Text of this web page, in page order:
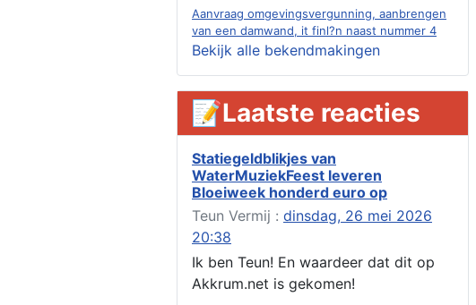
Aanvraag omgevingsvergunning, aanbrengen
van een damwand, it finl?n naast nummer 4
Akkrum
Verlening omgevingsvergunning, tijdelijk
gebruik openbare ruimte 02-10 t/m 02-11-
Aanvraag omgevingsvergunning, tijdelijk
gebruik openbare ruimte 02-10 t/m 02-11-
2026, sitadel voor nr 6 te Akkrum
Verlenging beslistermijn aanvraag
omgevingsvergunning, heechein 28, 8491 em
Aanvraag omgevingsvergunning, veranderen
van een woning (voordeur en dakkapel),
Bekijk alle bekendmakingen
📝Laatste reacties
Statiegeldblikjes van
WaterMuziekFeest leveren
Bloeiweek honderd euro op
Teun Vermij : dinsdag, 26 mei 2026
20:38
Ik ben Teun! En waardeer dat dit op
Akkrum.net is gekomen!